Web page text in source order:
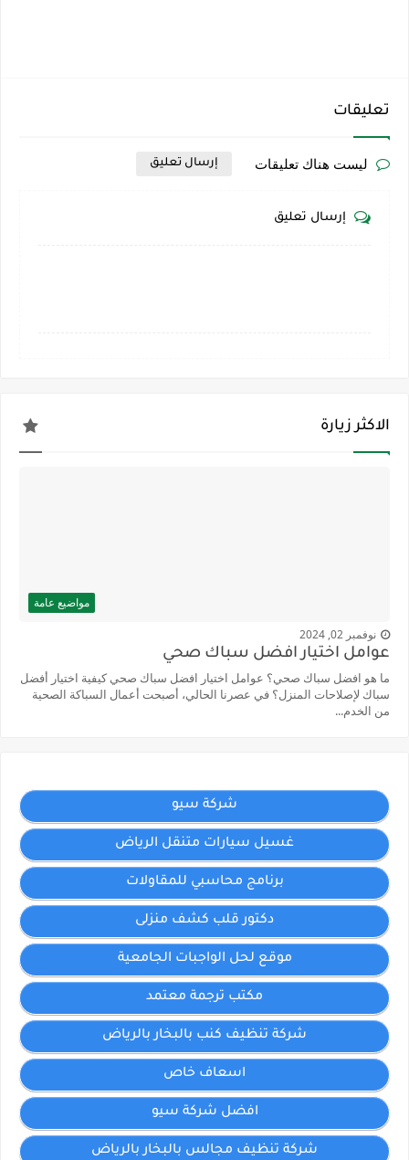
تعليقات
ليست هناك تعليقات إرسال تعليق
إرسال تعليق
الاكثر زيارة
مواضيع عامة
نوفمبر 02, 2024
عوامل اختيار افضل سباك صحي
ما هو افضل سباك صحي؟ عوامل اختيار افضل سباك صحي كيفية اختيار أفضل
سباك لإصلاحات المنزل؟ في عصرنا الحالي، أصبحت أعمال السباكة الصحية
من الخدم...
شركة سيو
غسيل سيارات متنقل الرياض
برنامج محاسبي للمقاولات
دكتور قلب كشف منزلى
موقع لحل الواجبات الجامعية
مكتب ترجمة معتمد
شركة تنظيف كنب بالبخار بالرياض
اسعاف خاص
افضل شركة سيو
شركة تنظيف مجالس بالبخار بالرياض